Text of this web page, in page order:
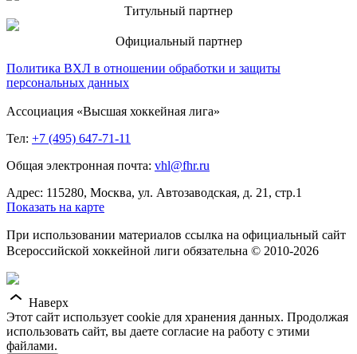
Титульный партнер
Официальный партнер
Политика ВХЛ в отношении обработки и защиты
персональных данных
Ассоциация «Высшая хоккейная лига»
Тел: +7 (495) 647-71-11
Общая электронная почта: vhl@fhr.ru
Адрес: 115280, Москва, ул. Автозаводская, д. 21, стр.1
Показать на карте
При использовании материалов ссылка на официальный сайт
Всероссийской хоккейной лиги обязательна © 2010-2026
Наверх
Этот сайт использует cookie для хранения данных. Продолжая
использовать сайт, вы даете согласие на работу с этими
файлами.